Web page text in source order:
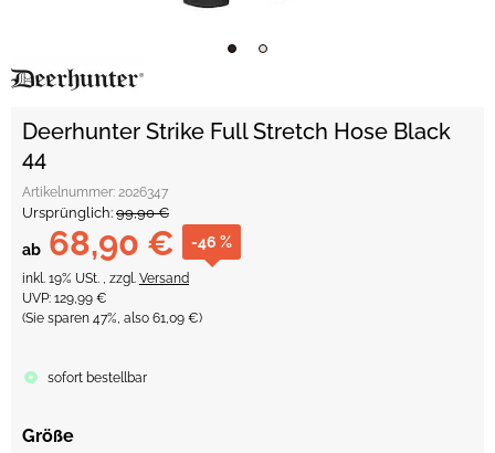
Deerhunter Strike Full Stretch Hose Black
44
Artikelnummer: 2026347
Ursprünglich: 99,90 €
ab 68,90 € -46 %
inkl. 19% USt. , zzgl. Versand
UVP: 129,99 €
(Sie sparen 47%, also 61,09 €)
sofort bestellbar
Größe